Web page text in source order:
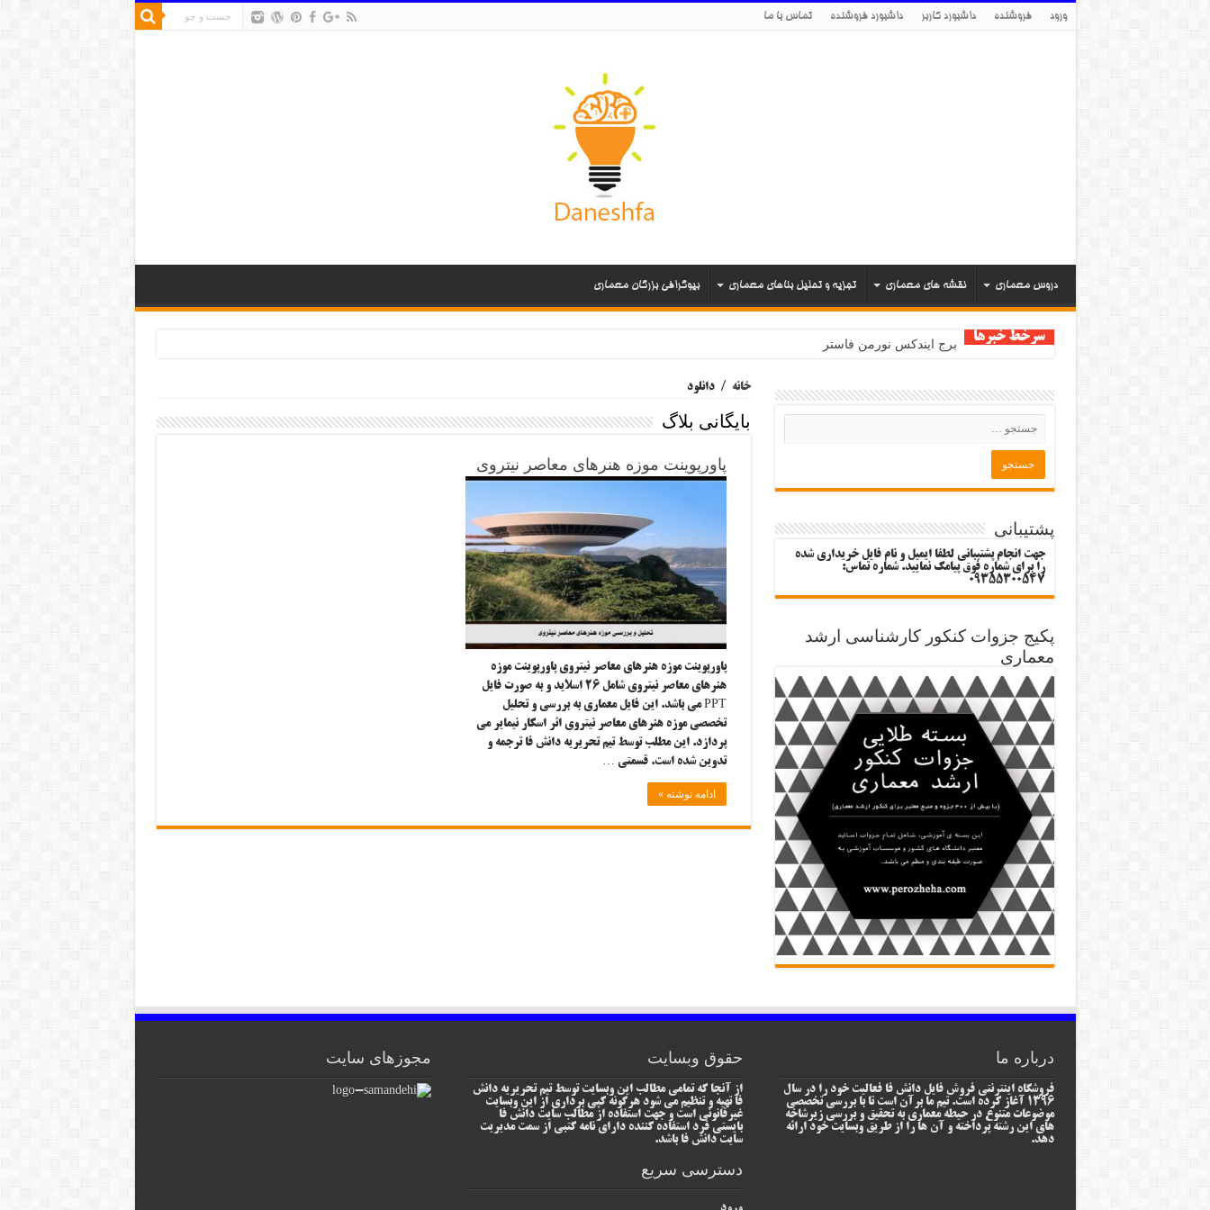
ورود فروشنده داشبورد کاربر داشبورد فروشنده تماس با ما
دروس معماری نقشه های معماری تجزیه و تحلیل بناهای معماری بیوگرافی بزرگان معماری
سرخط خبرها برج ایندکس نورمن فاستر
خانه / دانلود
بایگانی بلاگ
پاورپوینت موزه هنرهای معاصر نیتروی
پاورپوینت موزه هنرهای معاصر نیتروی پاورپوینت موزه
هنرهای معاصر نیتروی شامل ۲۶ اسلاید و به صورت فایل
PPT می باشد. این فایل معماری به بررسی و تحلیل
تخصصی موزه هنرهای معاصر نیتروی اثر اسکار نیمایر می
پردازد. این مطلب توسط تیم تحریریه دانش فا ترجمه و
تدوین شده است. قسمتی …
ادامه نوشته »
پشتیبانی
جهت انجام پشتیبانی لطفا ایمیل و نام فایل خریداری شده
را برای شماره فوق پیامک نمایید. شماره تماس:
09355300547
پکیج جزوات کنکور کارشناسی ارشد
معماری
درباره ما
فروشگاه اینترنتی فروش فایل دانش فا فعالیت خود را در سال
1396 آغاز کرده است. تیم ما برآن است تا با بررسی تخصصی
موضوعات متنوع در حیطه معماری به تحقیق و بررسی زیرشاخه
های این رشته پرداخته و آن ها را از طریق وبسایت خود ارائه
دهد.
حقوق وبسایت
از آنجا که تمامی مطالب این وبسایت توسط تیم تحریریه دانش
فا تهیه و تنظیم می شود هرگونه کپی برداری از این وبسایت
غیرقانونی است و جهت استفاده از مطالب سایت دانش فا
بایستی فرد استفاده کننده دارای نامه کتبی از سمت مدیریت
سایت دانش فا باشد.
دسترسی سریع
مجوزهای سایت